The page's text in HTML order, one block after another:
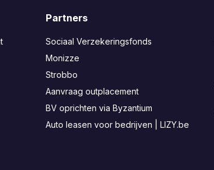
Partners
Sociaal Verzekeringsfonds
Monizze
Strobbo
Aanvraag outplacement
BV oprichten via Byzantium
Auto leasen voor bedrijven | LIZY.be